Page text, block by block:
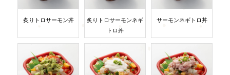
炙りトロサーモン丼
炙りトロサーモンネギ
トロ丼
サーモンネギトロ丼